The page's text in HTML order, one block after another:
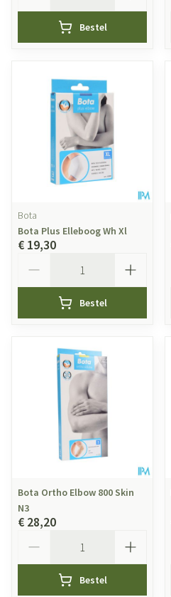
Bestel
Bota
Bota Plus Elleboog Wh Xl
€ 19,30
Bestel
Bota Ortho Elbow 800 Skin
N3
€ 28,20
Bestel